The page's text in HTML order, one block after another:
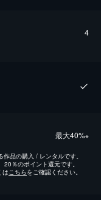
4
最⼤40%※
品の購入 / レンタルです。
％のポイント還元です。
はこちらをご確認ください。